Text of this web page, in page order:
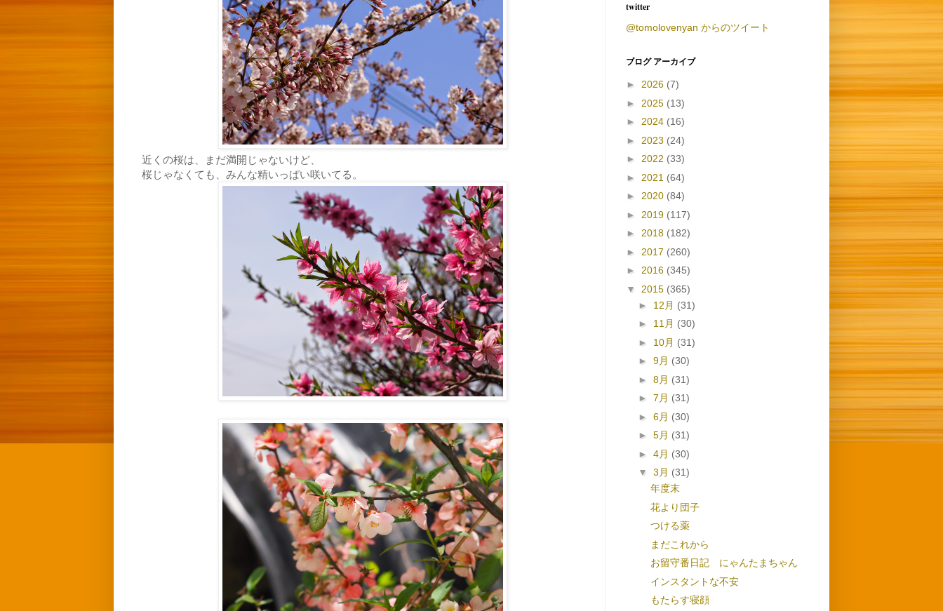
近くの桜は、まだ満開じゃないけど、
桜じゃなくても、みんな精いっぱい咲いてる。
twitter
@tomolovenyan からのツイート
ブログ アーカイブ
► 2026 (7)
► 2025 (13)
► 2024 (16)
► 2023 (24)
► 2022 (33)
► 2021 (64)
► 2020 (84)
► 2019 (117)
► 2018 (182)
► 2017 (260)
► 2016 (345)
▼ 2015 (365)
► 12月 (31)
► 11月 (30)
► 10月 (31)
► 9月 (30)
► 8月 (31)
► 7月 (31)
► 6月 (30)
► 5月 (31)
► 4月 (30)
▼ 3月 (31)
年度末
花より団子
つける薬
まだこれから
お留守番日記 にゃんたまちゃん
インスタントな不安
もたらす寝顔